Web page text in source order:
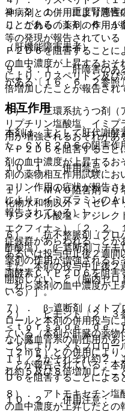
神病剤との併用により悪性
り、これらの薬剤の作用が
等の発現が報告されている
Ｐ２Ｄ６を阻害すること
の血中濃度が上昇するおそ
により、リスペリドン及び
倍増加したことが報告され
５）． 三環系抗うつ剤（
リプチリン塩酸塩、イミ
用が増強されるおそれがあ
ＹＰ２Ｄ６を阻害すること
剤の血中濃度が上昇するお
剤の薬物相互作用試験にお
コリン作用の症状が報告さ
により、イミプラミンのＡ
報告されている）］。
６）． 抗不整脈剤（プロ
酢酸塩）、β−遮断剤（チモ
薬剤の作用が増強されるお
謝酵素ＣＹＰ２Ｄ６を阻害
これら薬剤の血中濃度が上
７）． β−遮断剤（メトプ
ロールと本剤の併用投与
ている（本剤が肝臓の薬物
ことにより、メトプロロ
Ｔ１／２がそれぞれ約２
れ約５及び８倍増加したこ
８）． アトモキセチン塩
の血中濃度が上昇したとの
９．２．１． 重度腎障害
ことがある〔１６．６．１
（肝機能障害患者）
９．３．１． 肝障害のあ
がある〔１６．６．２参照
相互作用
本剤は、主として肝代謝酵
た、ＣＹＰ２Ｄ６の阻害作
１０．１． 併用禁忌：
１）． ＭＡＯ阻害剤＜リ
化物水和物以外＞（セレギ
リンメシル酸塩＜アジレク
エクフィナ＞）〔２．２、
症候群があらわれることが
あるいは投与中止後２週間
また、本剤の投与中止後２
開始しないこと（脳内セロ
いる）］。
２）． ピモジド〔２．３
＜ｔｏｒｓａｄｅ ｄｅ
な心臓血管系の副作用があ
（２ｍｇ）との併用によ
ことが報告されている；本
Ｄ６を阻害することによる
１０．２． 併用注意：